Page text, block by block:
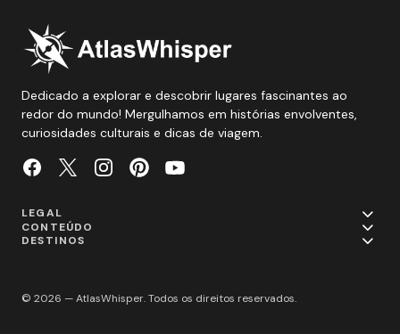
Dedicado a explorar e descobrir lugares fascinantes ao
redor do mundo! Mergulhamos em histórias envolventes,
curiosidades culturais e dicas de viagem.
LEGAL
CONTEÚDO
DESTINOS
© 2026 — AtlasWhisper. Todos os direitos reservados.